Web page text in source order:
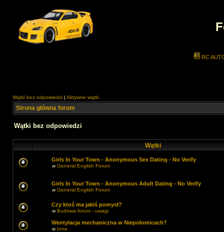
RC
Wątki bez odpowiedzi | Aktywne wątki
Strona główna forum
Wątki bez odpowiedzi
Wątki
Girls In Your Town - Anonymous Sex Dating - No Verify
wGeneral English Forum
Girls In Your Town - Anonymous Adult Dating - No Verify
wGeneral English Forum
Czy ktoś ma jakiś pomysł?
wBudowa forum - uwagi
Wentylacja mechaniczna w Niepołomicach?
w Inne